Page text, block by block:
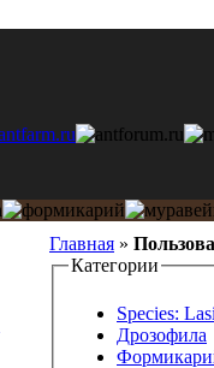
Главная »
Категории
Species:
Дрозофила